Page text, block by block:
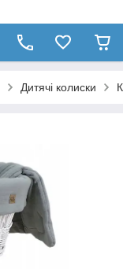
Дитячі колиски